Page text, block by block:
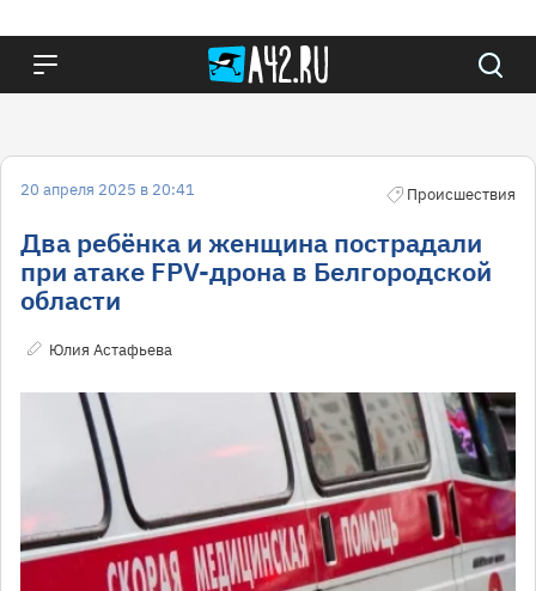
20 апреля 2025 в 20:41 Происшествия
Два ребёнка и женщина пострадали
при атаке FPV-дрона в Белгородской
области
Юлия Астафьева